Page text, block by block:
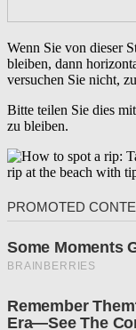
Wenn Sie von dieser
bleiben, dann
versuchen Sie nicht,
Bitte teilen Sie dies
zu bleiben.